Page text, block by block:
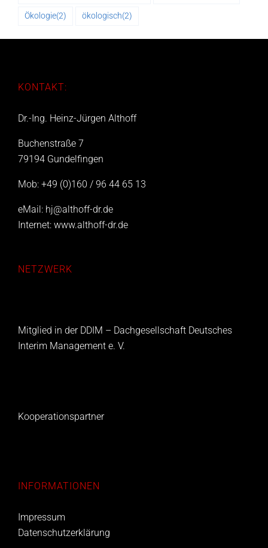
Ökologie(2) ökologisch(2)
KONTAKT:
Dr.-Ing. Heinz-Jürgen Althoff
Buchenstraße 7
79194 Gundelfingen
Mob: +49 (0)160 / 96 44 65 13
eMail: hj@althoff-dr.de
Internet: www.althoff-dr.de
NETZWERK
Mitglied in der DDIM – Dachgesellschaft Deutsches
Interim Management e. V.
Kooperationspartner
INFORMATIONEN
Impressum
Datenschutzerklärung